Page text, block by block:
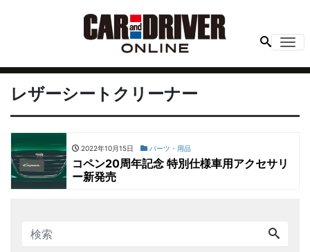
レザーシートクリーナー
2022年10月15日 パーツ・用品
コペン20周年記念 特別仕様車用アクセサリ
ー新発売